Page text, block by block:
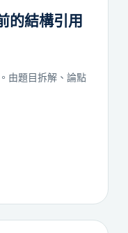
的結構引用
由題目拆解、論點